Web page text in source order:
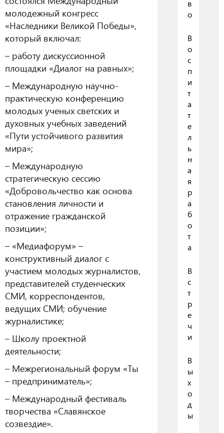
молодежный конгресс
«Наследники Великой Победы»,
который включал:
– работу дискуссионной
площадки «Диалог на равных»;
– Международную научно-
практическую конференцию
молодых ученых светских и
духовных учебных заведений
«Пути устойчивого развития
мира»;
– Международную
стратегическую сессию
«Добровольчество как основа
становления личности и
отражение гражданской
позиции»;
– «Медиафорум» –
конструктивный диалог с
участием молодых журналистов,
представителей студенческих
СМИ, корреспондентов,
ведущих СМИ; обучение
журналистике;
– Школу проектной
деятельности;
– Межрегиональный форум «Ты
– предприниматель»;
– Международный фестиваль
творчества «Славянское
созвездие».
в
о
В
о
с
п
и
т
а
т
е
л
ь
н
а
я
р
а
б
о
т
а
В
с
т
р
е
ч
и
В
ы
х
о
д
ы